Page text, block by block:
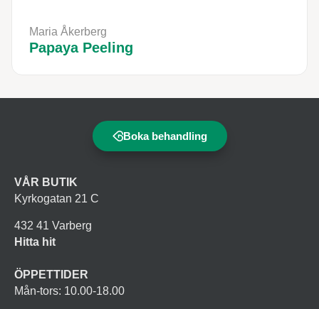
Maria Åkerberg
Papaya Peeling
Boka behandling
VÅR BUTIK
Kyrkogatan 21 C
432 41 Varberg
Hitta hit
ÖPPETTIDER
Mån-tors: 10.00-18.00